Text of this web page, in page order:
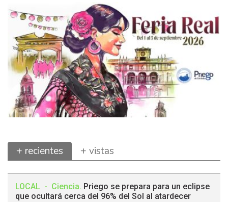
+ recientes + vistas
LOCAL - Ciencia. Priego se prepara para un eclipse
que ocultará cerca del 96% del Sol al atardecer